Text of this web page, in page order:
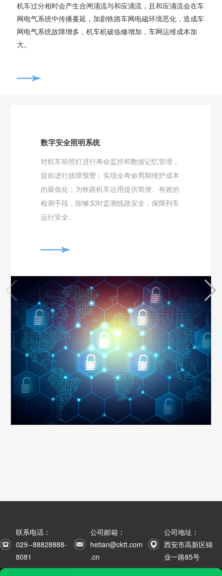
机车过分相时会产生合闸涌流与和应涌流，且和应涌流会在车
网电气系统中传播蔓延，加剧铁路车网电磁环境恶化，造成车
网电气系统故障增多，机车机破临修增加，车网运维成本加
大。
数字安全照明系统
对机车前照灯进行寿命监控和数据记忆管理，
提前进行故障预警；实现全寿命周期维护成本
的最低化；为铁路机车运用提供简便、有效的
检测手段，能够实时监测线路安全，保障列车
运行安全。